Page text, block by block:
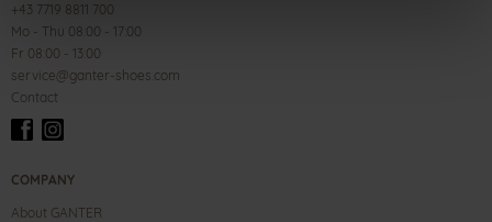
+43 7719 8811 700
Mo - Thu 08:00 - 17:00
Fr 08:00 - 13:00
service@ganter-shoes.com
Contact
COMPANY
About GANTER